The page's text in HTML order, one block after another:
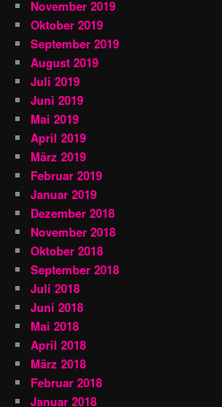
November 2019
Oktober 2019
September 2019
August 2019
Juli 2019
Juni 2019
Mai 2019
April 2019
März 2019
Februar 2019
Januar 2019
Dezember 2018
November 2018
Oktober 2018
September 2018
Juli 2018
Juni 2018
Mai 2018
April 2018
März 2018
Februar 2018
Januar 2018